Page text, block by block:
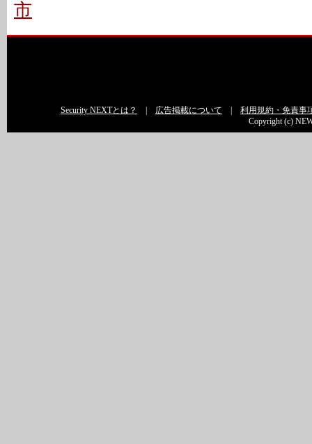
市
Security NEXTとは？ 広告掲載について
利用規約・免責事
Copyright (c)